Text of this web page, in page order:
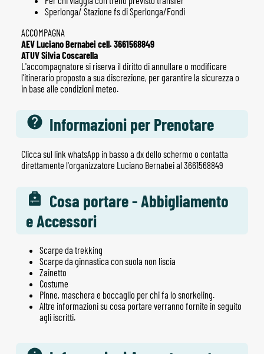
Sperlonga/ Stazione fs di Sperlonga/Fondi
ACCOMPAGNA
AEV Luciano Bernabei cell. 3661568849
ATUV Silvia Coscarella
L'accompagnatore si riserva il diritto di annullare o modificare
l’itinerario proposto a sua discrezione, per garantire la sicurezza o
in base alle condizioni meteo.
Informazioni per Prenotare
Clicca sul link whatsApp in basso a dx dello schermo o contatta
direttamente l'organizzatore Luciano Bernabei al 3661568849
Cosa portare - Abbigliamento
e Accessori
Scarpe da trekking
Scarpe da ginnastica con suola non liscia
Zainetto
Costume
Pinne, maschera e boccaglio per chi fa lo snorkeling.
Altre informazioni su cosa portare verranno fornite in seguito
agli iscritti.